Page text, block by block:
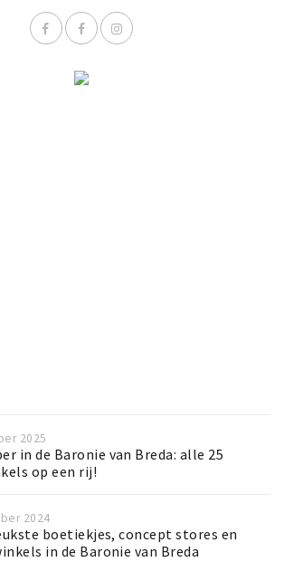
2025
in de Baronie van Breda: alle 25
op een rij!
2024
boetiekjes, concept stores en
in de Baronie van Breda